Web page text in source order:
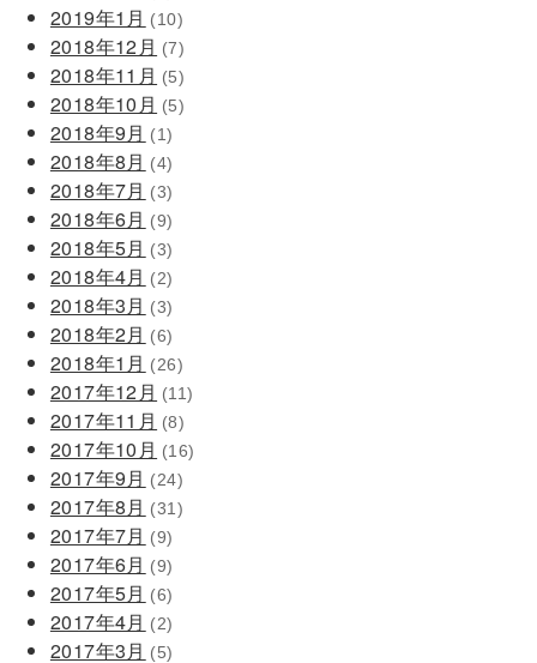
2019年1月 (10)
2018年12月 (7)
2018年11月 (5)
2018年10月 (5)
2018年9月 (1)
2018年8月 (4)
2018年7月 (3)
2018年6月 (9)
2018年5月 (3)
2018年4月 (2)
2018年3月 (3)
2018年2月 (6)
2018年1月 (26)
2017年12月 (11)
2017年11月 (8)
2017年10月 (16)
2017年9月 (24)
2017年8月 (31)
2017年7月 (9)
2017年6月 (9)
2017年5月 (6)
2017年4月 (2)
2017年3月 (5)